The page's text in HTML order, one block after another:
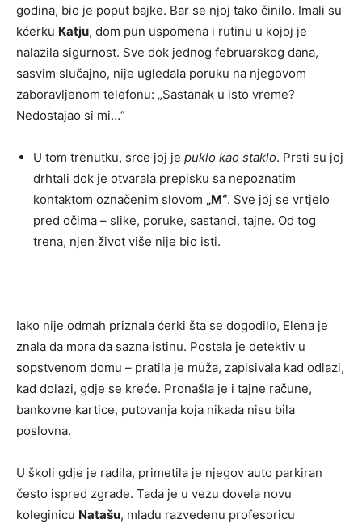
godina, bio je poput bajke. Bar se njoj tako činilo. Imali su
kćerku Katju, dom pun uspomena i rutinu u kojoj je
nalazila sigurnost. Sve dok jednog februarskog dana,
sasvim slučajno, nije ugledala poruku na njegovom
zaboravljenom telefonu: „Sastanak u isto vreme?
Nedostajao si mi…“
U tom trenutku, srce joj je puklo kao staklo. Prsti su joj
drhtali dok je otvarala prepisku sa nepoznatim
kontaktom označenim slovom „M“. Sve joj se vrtjelo
pred očima – slike, poruke, sastanci, tajne. Od tog
trena, njen život više nije bio isti.
Iako nije odmah priznala ćerki šta se dogodilo, Elena je
znala da mora da sazna istinu. Postala je detektiv u
sopstvenom domu – pratila je muža, zapisivala kad odlazi,
kad dolazi, gdje se kreće. Pronašla je i tajne račune,
bankovne kartice, putovanja koja nikada nisu bila
poslovna.
U školi gdje je radila, primetila je njegov auto parkiran
često ispred zgrade. Tada je u vezu dovela novu
koleginicu Natašu, mladu razvedenu profesoricu